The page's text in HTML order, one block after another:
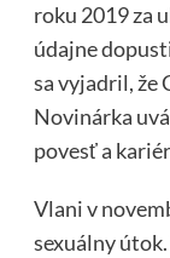
roku 2019 za
údajne
sa vyjadril, že
Novinárka
povesť a
Vlani v
sexuálny